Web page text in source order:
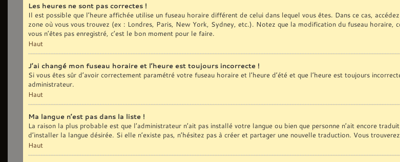
Les heures ne sont pas correctes !
Il est possible que l’heure affichée utilise un fuseau horaire différent de celui dans lequel vous êtes. Dans ce cas,
zone où vous vous trouvez (ex : Londres, Paris, New York, Sydney, etc.). Notez que la modification du fuseau horaire,
vous n’êtes pas enregistré, c’est le bon moment pour le faire.
Haut
J’ai changé mon fuseau horaire et l’heure est toujours incorrecte !
Si vous êtes sûr d’avoir correctement paramétré votre fuseau horaire et l’heure d’été et que l’heure est toujours
administrateur.
Haut
Ma langue n’est pas dans la liste !
La raison la plus probable est que l’administrateur n’ait pas installé votre langue ou bien que personne n’ait encore
d’installer la langue désirée. Si elle n’existe pas, n’hésitez pas à créer et partager une nouvelle traduction. Vous
Haut